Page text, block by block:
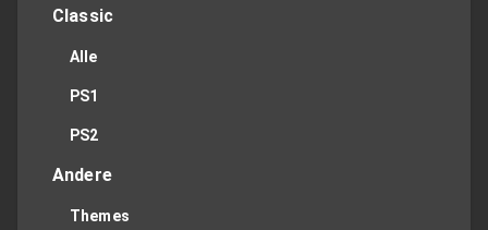
Classic
Alle
PS1
PS2
Andere
Themes